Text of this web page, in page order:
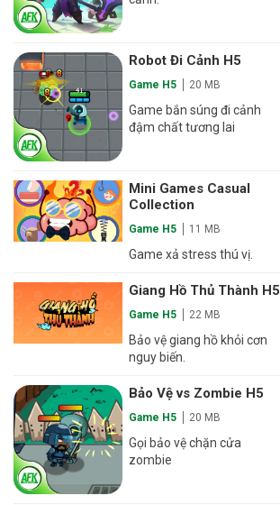
Robot Đi Cảnh H5
Game H5 20 MB
Game bắn súng đi cảnh
đậm chất tương lai
Mini Games Casual
Collection
Game H5 11 MB
Game xả stress thú vị.
Giang Hồ Thủ Thành H5
Game H5 22 MB
Bảo vệ giang hồ khỏi cơn
nguy biến.
Bảo Vệ vs Zombie H5
Game H5 20 MB
Gọi bảo vệ chặn cửa
zombie